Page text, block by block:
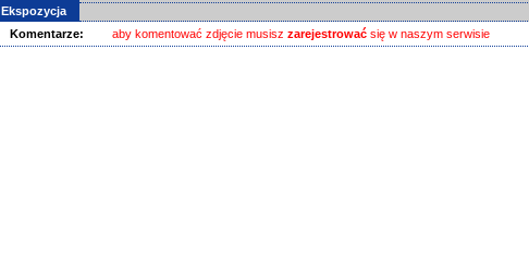
Ekspozycja
Komentarze:
aby komentować zdjęcie musisz zarejestrowaćsię w naszym serwisie